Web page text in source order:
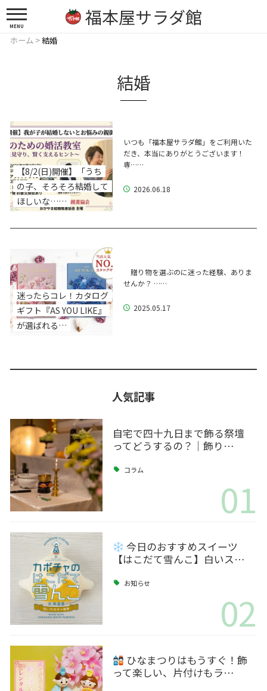
福本屋サラダ館
MENU
ホーム >結婚
結婚
【8/2(日)開催】「うち
の子、そろそろ結婚して
ほしいな……
いつも「福本屋サラダ館」をご利用いた
だき、本当にありがとうございます！
専……
2026.06.18
迷ったらコレ！カタログ
ギフト『AS YOU LIKE』
が選ばれる…
贈り物を選ぶのに迷った経験、ありま
せんか？ ……
2025.05.17
人気記事
自宅で四十九日まで飾る祭壇
ってどうするの？｜飾り…
コラム
01
今日のおすすめスイーツ
【はこだて雪んこ】白いス…
お知らせ
02
ひなまつりはもうすぐ！飾
って楽しい、片付けもラ…